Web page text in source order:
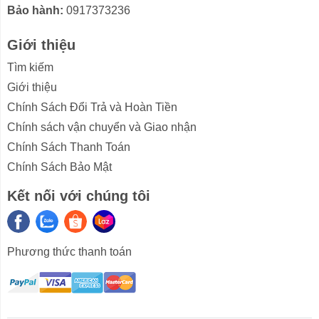
trắng đảm bảo tính thẩm mỹ cho tủ.
Bảo hành: 0917373236
Giới thiệu
Tìm kiếm
Giới thiệu
Chính Sách Đổi Trả và Hoàn Tiền
Chính sách vận chuyển và Giao nhận
Chính Sách Thanh Toán
Chính Sách Bảo Mật
Kết nối với chúng tôi
Phương thức thanh toán